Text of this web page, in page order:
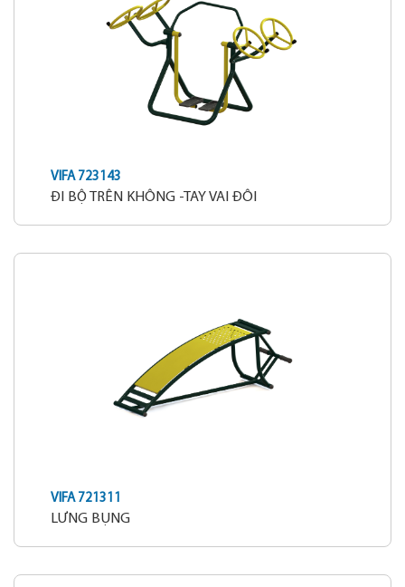
VIFA 723143
ĐI BỘ TRÊN KHÔNG -TAY VAI ĐÔI
VIFA 721311
LƯNG BỤNG